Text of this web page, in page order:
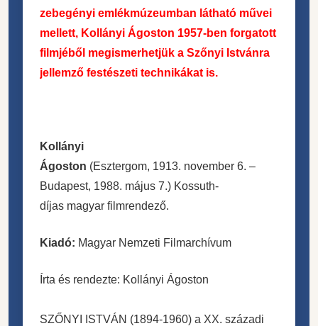
zebegényi emlékmúzeumban látható művei
mellett, Kollányi Ágoston 1957-ben forgatott
filmjéből megismerhetjük a Szőnyi Istvánra
jellemző festészeti technikákat is.
Kollányi
Ágoston (Esztergom, 1913. november 6. –
Budapest, 1988. május 7.) Kossuth-
díjas magyar filmrendező.
Kiadó: Magyar Nemzeti Filmarchívum
Írta és rendezte: Kollányi Ágoston
SZŐNYI ISTVÁN (1894-1960) a XX. századi